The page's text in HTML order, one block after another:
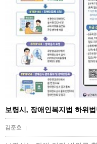
보령시, 장애인복지법 하위
김준호